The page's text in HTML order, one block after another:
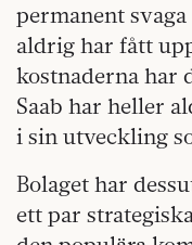
permanent
aldrig har fått
kostnaderna har
Saab har heller
i sin utveckling
Bolaget har
ett par